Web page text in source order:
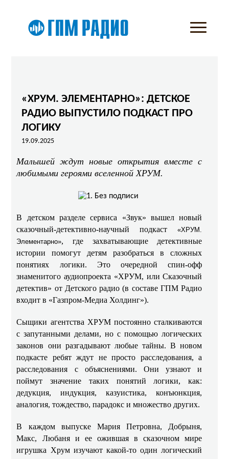
«ХРУМ. ЭЛЕМЕНТАРНО»: ДЕТСКОЕ
РАДИО ВЫПУСТИЛО ПОДКАСТ ПРО
ЛОГИКУ
19.09.2025
Малышей ждут новые открытия вместе с
любимыми героями вселенной ХРУМ.
В детском разделе сервиса «Звук» вышел новый
сказочный-детективно-научный подкаст«ХРУМ.
Элементарно», где захватывающие детективные
истории помогут детям разобраться в сложных
понятиях логики. Это очередной спин-офф
знаменитого аудиопроекта «ХРУМ, или Сказочный
детектив» от Детского радио (в составе ГПМ Радио
входит в «Газпром-Медиа Холдинг»).
Сыщики агентства ХРУМ постоянно сталкиваются
с запутанными делами, но с помощью логических
законов они разгадывают любые тайны. В новом
подкасте ребят ждут не просто расследования, а
расследования с объяснениями. Они узнают и
поймут значение таких понятий логики, как:
дедукция, индукция, казуистика, конъюнкция,
аналогия, тождество, парадокс и множество других.
В каждом выпуске Мария Петровна, Добрыня,
Макс, Любаня и ее ожившая в сказочном мире
игрушка Хрум изучают какой-то один логический